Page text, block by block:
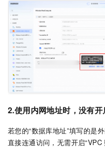
2.使用内网地址时，没有开
若您的“数据库地址”填写的是
直接连通访问，无需开启“VPC